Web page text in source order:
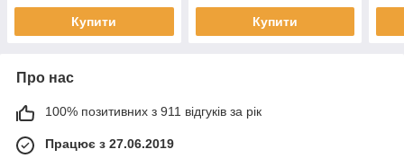
Купити Купити
Про нас
100% позитивних з 911 відгуків за рік
Працює з 27.06.2019